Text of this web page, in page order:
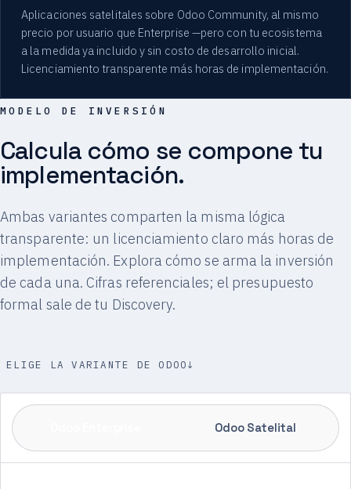
Aplicaciones satelitales sobre Odoo Community, al mismo
precio por usuario que Enterprise —pero con tu ecosistema
a la medida ya incluido y sin costo de desarrollo inicial.
Licenciamiento transparente más horas de implementación.
MODELO DE INVERSIÓN
Calcula cómo se compone tu
implementación.
Ambas variantes comparten la misma lógica
transparente: un licenciamiento claro más horas de
implementación. Explora cómo se arma la inversión
de cada una. Cifras referenciales; el presupuesto
formal sale de tu Discovery.
ELIGE LA VARIANTE DE ODOO↓
Odoo Satelital